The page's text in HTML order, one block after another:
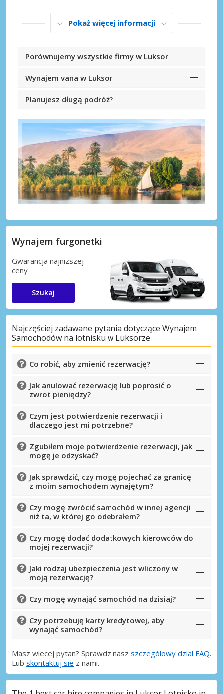
Pokaż więcej informacji
Porównujemy wszystkie firmy w Luksor
Wynajem vana w Luksor
Planujesz długą podróż?
Wynajem furgonetki
Gwarancja najnizszej
ceny
Szukaj
Najczęściej zadawane pytania dotyczące Wynajem
Samochodów na lotnisku w Luksorze
Co robić, aby zmienić rezerwację?
Jak anulować rezerwację lub poprosić o
zwrot pieniędzy?
Czym jest potwierdzenie rezerwacji i
dlaczego jest mi potrzebne?
Zgubiłem moje potwierdzenie rezerwacji, jak
mogę je odzyskać?
Jak sprawdzić, czy mogę pojechać za granicę
z moim samochodem wynajętym?
Czy mogę zwrócić samochód w innej agencji
niż ta, w której go odebrałem?
Czy mogę dodać dodatkowych kierowców do
mojej rezerwacji?
Jaki rodzaj ubezpieczenia jest wliczony w
moją rezerwację?
Czy mogę wynająć samochód na dzisiaj?
Czy potrzebuję karty kredytowej, aby
wynająć samochód?
Masz wiecej pytan? Sprawdz nasz szczególowy dzial FAQ.
Lub skontaktuj sie z nami.